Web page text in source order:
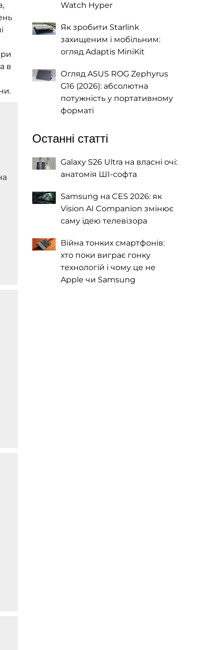
в
Watch Hyper
Як зробити Starlink
захищеним і мобільним:
огляд Adaptis MiniKit
Огляд ASUS ROG Zephyrus
G16 (2026): абсолютна
потужність у портативному
форматі
Останні статті
Galaxy S26 Ultra на власні очі:
анатомія ШІ-софта
Samsung на CES 2026: як
Vision AI Companion змінює
саму ідею телевізора
Війна тонких смартфонів:
хто поки виграє гонку
технологій і чому це не
Apple чи Samsung